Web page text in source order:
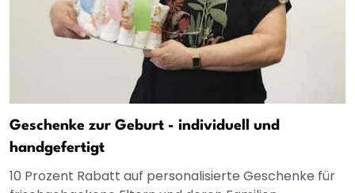
Geschenke zur Geburt - individuell und
handgefertigt
10 Prozent Rabatt auf personalisierte Geschenke für